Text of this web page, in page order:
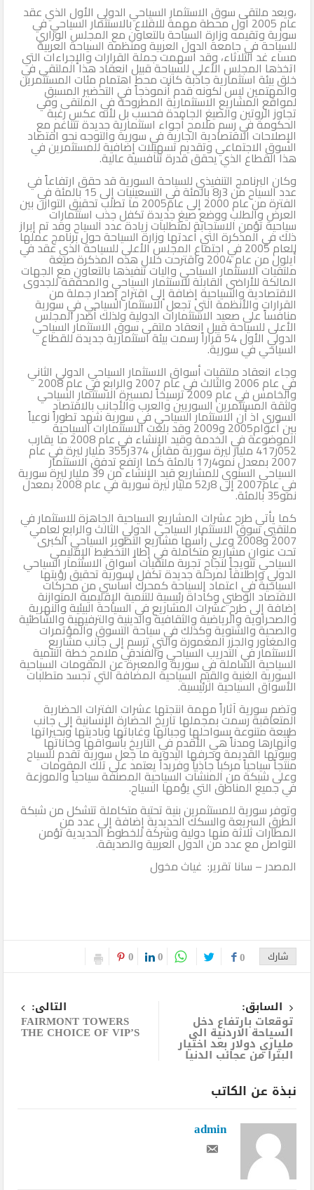
،ويعد ملتقى سوق الاستثمار السياحي الدولي الأول الذي عقد
عام 2005 أول محطة مهمة للاقلاع بالاستثمار السياحي في
سورية وتقيمه وزارة السياحة بالتعاون مع المجلس الوزاري
للسياحة في جامعة الدول العربية ومنظمة السياحة العربية
مساء غد الثلاثاء، وقد أسهمت جملة القرارات والإجراءات التي
اتخذها المجلس الأعلى للسياحة قبيل انعقاد هذا الملتقى في
خلق بيئة استثمارية جاذبة كانت محط اهتمام مئات المستثمرين
والمهتمين ليس لكونه قدم أنموذجاً في التحضير المسبق
لمواقع المشاريع الاستثمارية المطروحة في الملتقى وفي
تجاوز الروتين والصيغ الجامدة فحسب بل لأنه عكس رغبة
الحكومة في رسم ملامح أجواء استثمارية جديدة تتناغم مع
الإصلاحات الاقتصادية الجارية في سورية والتوجه نحو اقتصاد
السوق الاجتماعي وتقديم تسهيلات إضافية للمستثمرين في
هذا القطاع الذي يحقق قدرة تنافسية عالية.
وكان البرنامج التنفيذي للسياحة السورية قد حقق ارتفاعاً في
عدد السياح من 3ر8 بالمئة في التسعينيات إلى 15 بالمئة في
الفترة من عام 2000 إلى عام2005 ما تطلب تحقيق التوازن بين
العرض والطلب ووضع صيغ جديدة تكفل جذب استثمارات
سياحية تؤمن الاستجابة لمتطلبات زيادة عدد السياح وقد تم إبراز
ذلك في المذكرة التي أعدتها وزارة السياحة حول برنامج عملها
للعام 2005 في اجتماع المجلس الأعلى للسياحة الذي عقد في
أيلول من عام 2004 واقترحت خلال هذه المذكرة صيغة
ملتقيات الاستثمار السياحي واليات تنفيذها بالتعاون مع الجهات
المالكة للأراضي القابلة للاستثمار السياحي والمحققة للجدوى
الاقتصادية والسياحية إضافة إلى اقتراح إصدار جملة من
القرارات والأنظمة التي تجعل الاستثمار السياحي في سورية
منافساً على صعيد الاستثمارات الدولية ولذلك أصدر المجلس
الأعلى للسياحة قبيل انعقاد ملتقى سوق الاستثمار السياحي
الدولي الأول 54 قراراً رسمت بيئة استثمارية جديدة للقطاع
السياحي في سورية.
وجاء انعقاد ملتقيات أسواق الاستثمار السياحي الدولي الثاني
في عام 2006 والثالث في عام 2007 والرابع في عام 2008
والخامس في عام 2009 ترسيخاً لمسيرة الاستثمار السياحي
ولثقة المستثمرين السوريين والعرب والأجانب بالاقتصاد
السوري اذ أن الاستثمار السياحي في سورية شهد تطوراً نوعياً
بين أعوام2005 و2009 وقد بلغت الاستثمارات السياحية
الموضوعة في الخدمة وقيد الإنشاء في عام 2008 ما يقارب
052ر417 مليار ليرة سورية مقابل 374ر355 مليار ليرة في عام
2007 بمعدل نمو4ر17 بالمئة كما ارتفع تدفق الاستثمار
السياحي السنوي للمشاريع قيد الإنشاء من 39 مليار ليرة سورية
في عام2007 إلى 8ر52 مليار ليرة سورية في عام 2008 بمعدل
نمو35 بالمئة.
كما يأتي طرح عشرات المشاريع السياحية الجاهزة للاستثمار في
ملتقيي سوق الاستثمار السياحي الدولي الثالث والرابع لعامي
2007 و2008 وعلى رأسها مشاريع التطوير السياحي الكبرى
تحت عنوان مشاريع متكاملة في إطار التخطيط الإقليمي
السياحي تتويجاً لنجاح تجربة ملتقيات أسواق الاستثمار السياحي
الدولي وإطلاقاً لمرحلة جديدة تكفل لسورية تحقيق رؤيتها
السياحية في اعتماد السياحة كمحرك أساسي من محركات
الاقتصاد الوطني وكأداة رئيسية للتنمية الإقليمية المتوازنة
إضافة إلى طرح عشرات المشاريع في السياحة البيئية والنهرية
والصحراوية والرياضية والثقافية والدينية والترفيهية والشاطئية
والصحية والشتوية وكذلك في سياحة التسوق والمؤتمرات
والمغاور والجزر المغمورة والتي ترسم إلى جانب مشاريع
الاستثمار في التدريب السياحي والفندقي ملامح خطة التنمية
السياحية الشاملة في سورية والمعبرة عن المقومات السياحية
السورية الغنية والقيم السياحية المضافة التي تجسد متطلبات
الأسواق السياحية الرئيسية.
وتضم سورية آثاراً مهمة انتجتها عشرات الفترات الحضارية
المتعاقبة رسمت بمجملها تاريخ الحضارة الإنسانية إلى جانب
طبيعة متنوعة بسواحلها وجبالها وغاباتها وباديتها وبحيراتها
وأنهارها ومدناً هي الأقدم في التاريخ بأسواقها وخاناتها
وبيوتها القديمة وحرفها اليدوية ما جعل سورية تقدم للسياح
منتجاً سياحياً مركباً جاذباً وفريداً يعتمد على تلك المقومات
وعلى شبكة من المنشآت السياحية المصنفة سياحياً والموزعة
في جميع المناطق التي يؤمها السياح.
وتوفر سورية للمستثمرين بنية تحتية متكاملة تتشكل من شبكة
الطرق السريعة والسكك الحديدية إضافة إلى عدد من
المطارات ثلاثة منها دولية وشركة للخطوط الحديدية تؤمن
التواصل مع عدد من الدول العربية والصديقة.
المصدر – سانا تقرير: غياث مخول
شارك 0
0
0
السابق:
توقعات بارتفاع دخل
السياحة الاردنية الى
ملياري دولار بعد اختيار
البترا من عجائب الدنيا
التالى:
FAIRMONT TOWERS
THE CHOICE OF VIP’S
نبذة عن الكاتب
admin